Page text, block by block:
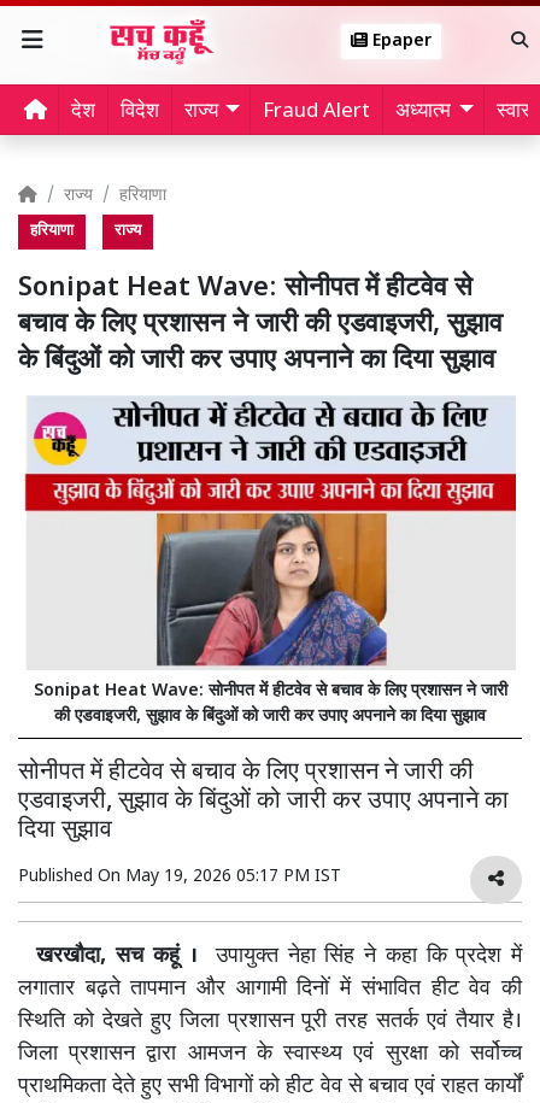
Epaper
देश विदेश राज्य Fraud Alert अध्यात्म
राज्य हरियाणा
हरियाणा राज्य
Sonipat Heat Wave: सोनीपत में हीटवेव से
बचाव के लिए प्रशासन ने जारी की एडवाइजरी, सुझाव
के बिंदुओं को जारी कर उपाए अपनाने का दिया सुझाव
Sonipat Heat Wave: सोनीपत में हीटवेव से बचाव के लिए प्रशासन ने जारी
की एडवाइजरी, सुझाव के बिंदुओं को जारी कर उपाए अपनाने का दिया सुझाव
सोनीपत में हीटवेव से बचाव के लिए प्रशासन ने जारी की
एडवाइजरी, सुझाव के बिंदुओं को जारी कर उपाए अपनाने का
दिया सुझाव
Published On May 19, 2026 05:17 PM IST
खरखौदा, सच कहूं ।
उपायुक्त नेहा सिंह ने कहा कि प्रदेश में
लगातार बढ़ते तापमान और आगामी दिनों में संभावित हीट वेव की
स्थिति को देखते हुए जिला प्रशासन पूरी तरह सतर्क एवं तैयार है।
जिला प्रशासन द्वारा आमजन के स्वास्थ्य एवं सुरक्षा को सर्वोच्च
प्राथमिकता देते हुए सभी विभागों को हीट वेव से बचाव एवं राहत कार्यों